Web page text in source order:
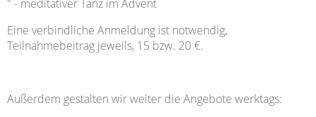
" - meditativer Tanz im Advent
Eine verbindliche Anmeldung ist notwendig,
Teilnahmebeitrag jeweils, 15 bzw. 20 €.
Außerdem gestalten wir weiter die Angebote werktags: